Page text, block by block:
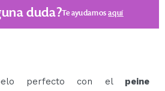
duda?Te ayudamosaquí
perfecto con el peine